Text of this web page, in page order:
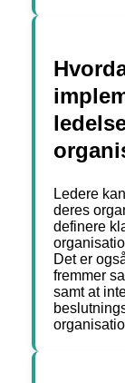
Ledere
deres
definere
Det er
fremmer
samt at